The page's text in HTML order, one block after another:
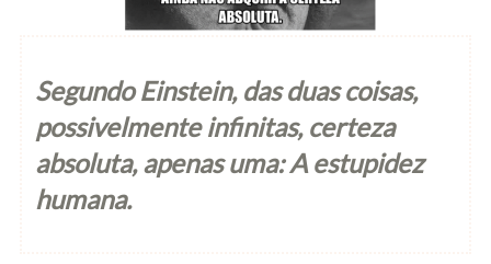
Tratamentos
Aromaterapia
Drenagem Linfática
Segundo Einstein, das duas coisas,
possivelmente infinitas, certeza
absoluta, apenas uma: A estupidez
humana.